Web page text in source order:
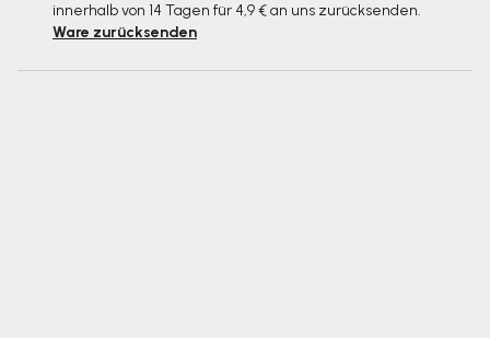
innerhalb von 14 Tagen für 4,9 € an uns zurücksenden.
Ware zurücksenden